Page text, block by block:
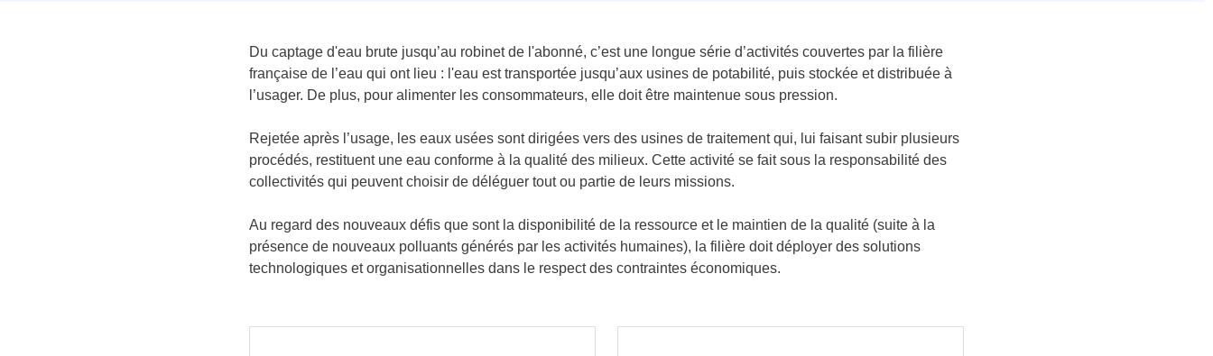
Du captage d'eau brute jusqu’au robinet de l'abonné, c’est une longue série d’activités couvertes par la filière
française de l’eau qui ont lieu : l'eau est transportée jusqu’aux usines de potabilité, puis stockée et distribuée à
l’usager. De plus, pour alimenter les consommateurs, elle doit être maintenue sous pression.
Rejetée après l’usage, les eaux usées sont dirigées vers des usines de traitement qui, lui faisant subir plusieurs
procédés, restituent une eau conforme à la qualité des milieux. Cette activité se fait sous la responsabilité des
collectivités qui peuvent choisir de déléguer tout ou partie de leurs missions.
Au regard des nouveaux défis que sont la disponibilité de la ressource et le maintien de la qualité (suite à la
présence de nouveaux polluants générés par les activités humaines), la filière doit déployer des solutions
technologiques et organisationnelles dans le respect des contraintes économiques.